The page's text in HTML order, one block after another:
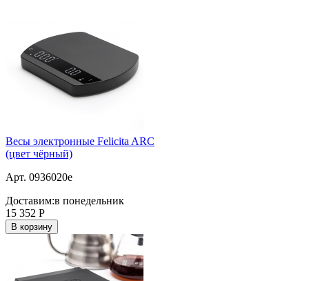
Весы электронные Felicita ARC
(цвет чёрный)
Арт. 0936020e
Доставим:в понедельник
15 352 Р
В корзину